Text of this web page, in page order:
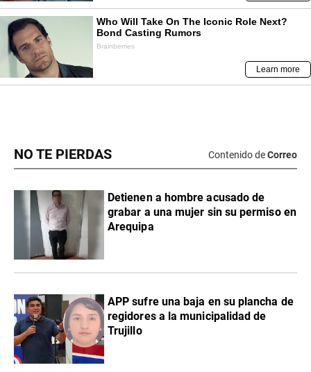
NO TE PIERDAS Contenido deCorreo
Detienen a hombre acusado de
grabar a una mujer sin su permiso en
Arequipa
APP sufre una baja en su plancha de
regidores a la municipalidad de
Trujillo